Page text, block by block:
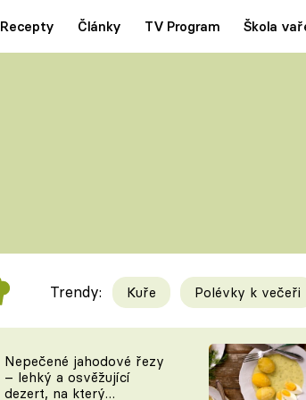
Recepty Články TV Program Škola
Videorecepty
TEĎ VAŘÍ ŠÉF!
Tipy
KAM
Trendy: Kuře Polévky k večeři
Nepečené jahodové řezy
– lehký a osvěžující
dezert, na který